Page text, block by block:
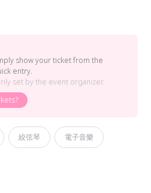
show your ticket from the
entry.
set by the event organizer.
絞弦琴 電子音樂